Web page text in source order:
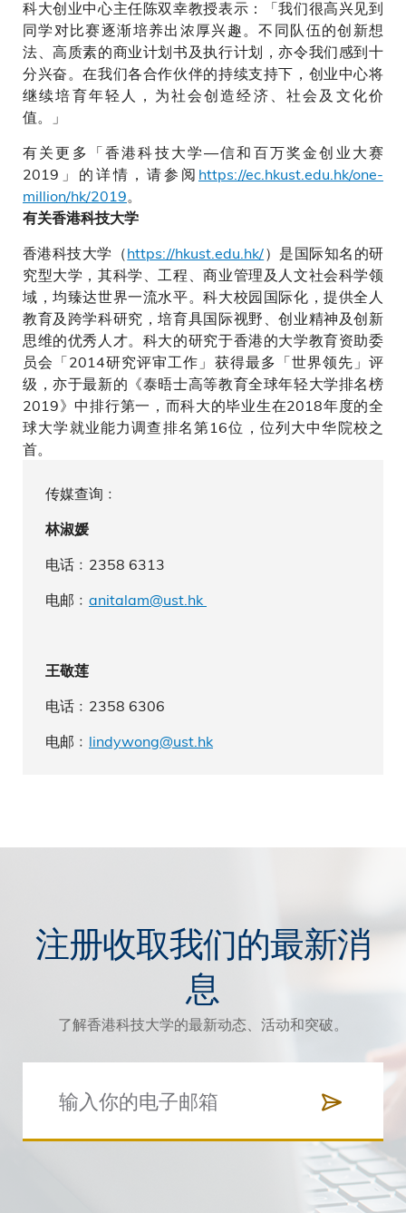
科大创业中心主任陈双幸教授表示：「我们很高兴见到
同学对比赛逐渐培养出浓厚兴趣。不同队伍的创新想
法、高质素的商业计划书及执行计划，亦令我们感到十
分兴奋。在我们各合作伙伴的持续支持下，创业中心将
继续培育年轻人，为社会创造经济、社会及文化价
值。」
有关更多「香港科技大学—信和百万奖金创业大赛
2019」的详情，请参阅 https://ec.hkust.edu.hk/one-
million/hk/2019。
有关香港科技大学
香港科技大学（https://hkust.edu.hk/）是国际知名的研
究型大学，其科学、工程、商业管理及人文社会科学领
域，均臻达世界一流水平。科大校园国际化，提供全人
教育及跨学科研究，培育具国际视野、创业精神及创新
思维的优秀人才。科大的研究于香港的大学教育资助委
员会「2014研究评审工作」获得最多「世界领先」评
级，亦于最新的《泰晤士高等教育全球年轻大学排名榜
2019》中排行第一，而科大的毕业生在2018年度的全
球大学就业能力调查排名第16位，位列大中华院校之
首。
传媒查询﹕
林淑媛
电话﹕2358 6313
电邮﹕ anitalam@ust.hk
王敬莲
电话﹕2358 6306
电邮﹕ lindywong@ust.hk
注册收取我们的最新消
息
了解香港科技大学的最新动态、活动和突破。